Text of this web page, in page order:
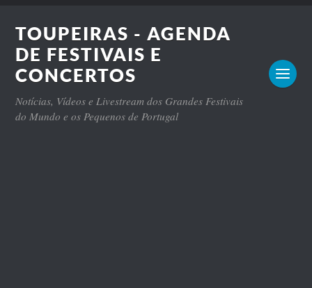
TOUPEIRAS - AGENDA
DE FESTIVAIS E
CONCERTOS
Notícias, Vídeos e Livestream dos Grandes Festivais
do Mundo e os Pequenos de Portugal